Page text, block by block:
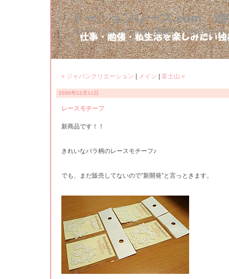
トーションレース.com 池
【トーションレース.com 通販サイトはこちら】
« ジャパンクリエーション メイン 富士山 »
2006年12月11日
レースモチーフ
新商品です！！
きれいなバラ柄のレースモチーフ♪
でも、まだ販売してないので”新開発”と言っときます。